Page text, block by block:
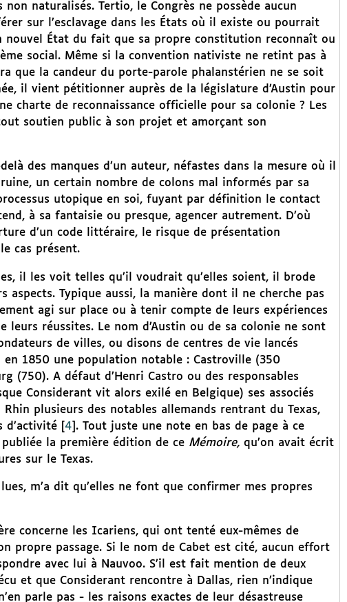
naturalisés. Tertio, le Congrès ne possède aucun
sur l’esclavage dans les États où il existe ou pourrait
nouvel État du fait que sa propre constitution reconnaît ou
social. Même si la convention nativiste ne retint pas à
que la candeur du porte-parole phalanstérien ne se soit
il vient pétitionner auprès de la législature d’Austin pour
charte de reconnaissance officielle pour sa colonie ? Les
soutien public à son projet et amorçant son
des manques d’un auteur, néfastes dans la mesure où il
un certain nombre de colons mal informés par sa
utopique en soi, fuyant par définition le contact
à sa fantaisie ou presque, agencer autrement. D’où
d’un code littéraire, le risque de présentation
cas présent.
il les voit telles qu’il voudrait qu’elles soient, il brode
aspects. Typique aussi, la manière dont il ne cherche pas
agi sur place ou à tenir compte de leurs expériences
leurs réussites. Le nom d’Austin ou de sa colonie ne sont
de villes, ou disons de centres de vie lancés
1850 une population notable : Castroville (350
(750). A défaut d’Henri Castro ou des responsables
Considerant vit alors exilé en Belgique) ses associés
plusieurs des notables allemands rentrant du Texas,
d’activité[ 4 . Tout juste une note en bas de page à ce
la première édition de ce Mémoire,qu’on avait écrit
sur le Texas.
m’a dit qu’elles ne font que confirmer mes propres
concerne les Icariens, qui ont tenté eux-mêmes de
propre passage. Si le nom de Cabet est cité, aucun effort
avec lui à Nauvoo. S’il est fait mention de deux
et que Considerant rencontre à Dallas, rien n’indique
parle pas - les raisons exactes de leur désastreuse